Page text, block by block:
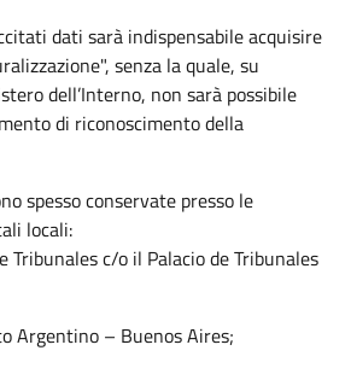
dati sarà indispensabile acquisire
senza la quale, su
dell’Interno, non sarà possibile
di riconoscimento della
spesso conservate presso le
locali:
Tribunales c/o il Palacio de Tribunales
Argentino – Buenos Aires;